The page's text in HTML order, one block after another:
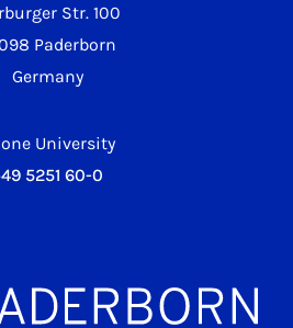
Str. 100
Paderborn
Germany
University
5251 60-0